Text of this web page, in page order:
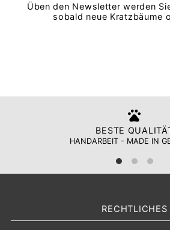
Üben den Newsletter werden
sobald neue Kratzbäume
BESTE
HANDARBEIT - MADE IN
RECHTLICHES